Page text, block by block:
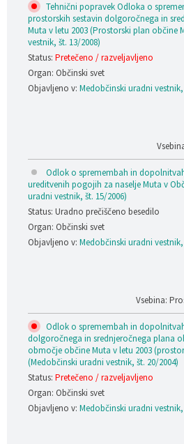
Tehnični popravek Odloka o
prostorskih sestavin dolgoročnega in
Muta v letu 2003 (Prostorski plan občine
vestnik, št. 13/2008)
Status: Pretečeno / razveljavljeno
Organ: Občinski svet
Objavljeno v: Medobčinski uradni vestnik,
Odlok o spremembah in
ureditvenih pogojih za naselje Muta v
uradni vestnik, št. 15/2006)
Status: Uradno prečiščeno besedilo
Organ: Občinski svet
Objavljeno v: Medobčinski uradni vestnik,
Vsebina:
Odlok o spremembah in
dolgoročnega in srednjeročnega plana
območje občine Muta v letu 2003
(Medobčinski uradni vestnik, št. 20/2004)
Status: Pretečeno / razveljavljeno
Organ: Občinski svet
Objavljeno v: Medobčinski uradni vestnik,